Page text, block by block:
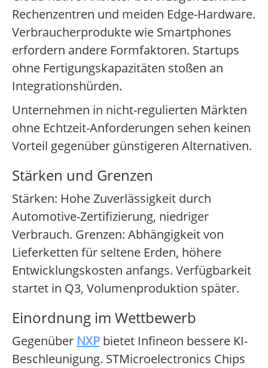
Rechenzentren und meiden Edge-Hardware.
Verbraucherprodukte wie Smartphones
erfordern andere Formfaktoren. Startups
ohne Fertigungskapazitäten stoßen an
Integrationshürden.
Unternehmen in nicht-regulierten Märkten
ohne Echtzeit-Anforderungen sehen keinen
Vorteil gegenüber günstigeren Alternativen.
Stärken und Grenzen
Stärken: Hohe Zuverlässigkeit durch
Automotive-Zertifizierung, niedriger
Verbrauch. Grenzen: Abhängigkeit von
Lieferketten für seltene Erden, höhere
Entwicklungskosten anfangs. Verfügbarkeit
startet in Q3, Volumenproduktion später.
Einordnung im Wettbewerb
Gegenüber NXP bietet Infineon bessere KI-
Beschleunigung. STMicroelectronics Chips